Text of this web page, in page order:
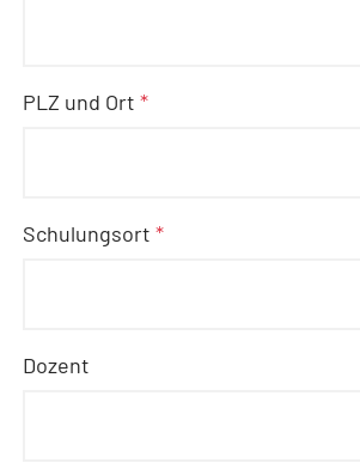
PLZ und Ort*
Schulungsort*
Dozent